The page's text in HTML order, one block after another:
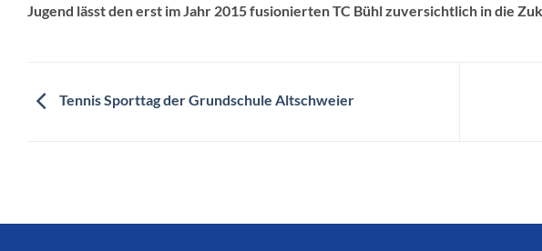
Jugend lässt den erst im Jahr 2015 fusionierten TC Bühl zuversichtlich in die
Tennis Sporttag der Grundschule Altschweier